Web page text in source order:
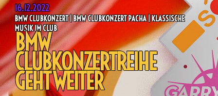
16.12.2022
BMW CLUBKONZERT | BMW CLUBKONZERT PACHA | KLASSISCHE
MUSIK IM CLUB
BMW
CLUBKONZERTREIHE
GEHT WEITER